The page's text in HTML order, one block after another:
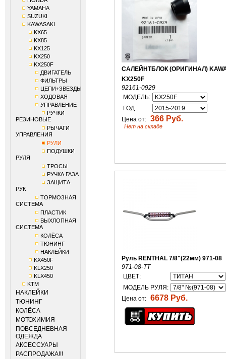
YAMAHA
SUZUKI
KAWASAKI
KX65
KX85
KX125
KX250
KX250F
ДВИГАТЕЛЬ
ФИЛЬТРЫ
ЦЕПИ+ЗВЕЗДЫ
ХОДОВАЯ
УПРАВЛЕНИЕ
РУЧКИ
РЕЗИНОВЫЕ
РЫЧАГИ
УПРАВЛЕНИЯ
РУЛИ
ПОДУШКИ
РУЛЯ
ТРОСЫ
РУЧКА ГАЗА
ЗАЩИТА
РУК
ТОРМОЗНАЯ
СИСТЕМА
ПЛАСТИК
ВЫХЛОПНАЯ
СИСТЕМА
КОЛЁСА
ТЮНИНГ
НАКЛЕЙКИ
KX450F
KLX250
KLX450
KTM
НАКЛЕЙКИ
ТЮНИНГ
КОЛЁСА
МОТОХИМИЯ
ПОВСЕДНЕВНАЯ
ОДЕЖДА
АКСЕССУАРЫ
РАСПРОДАЖА!!!
САЛЕЙНТБЛОК (ОРИГИНАЛ)
KX250F
92161-0929
МОДЕЛЬ:
ГОД :
Цена от: 366 Руб.
Нет на складе
Руль RENTHAL 7/8"(22мм) 971-08
971-08-TT
ЦВЕТ:
МОДЕЛЬ РУЛЯ:
Цена от: 6678 Руб.